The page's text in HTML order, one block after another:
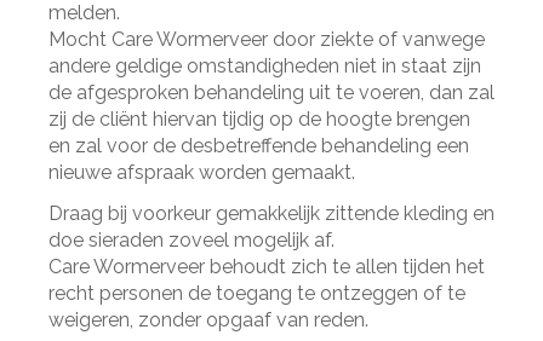
melden.
Mocht Care Wormerveer door ziekte of vanwege
andere geldige omstandigheden niet in staat zijn
de afgesproken behandeling uit te voeren, dan zal
zij de cliënt hiervan tijdig op de hoogte brengen
en zal voor de desbetreffende behandeling een
nieuwe afspraak worden gemaakt.
Draag bij voorkeur gemakkelijk zittende kleding en
doe sieraden zoveel mogelijk af.
Care Wormerveer behoudt zich te allen tijden het
recht personen de toegang te ontzeggen of te
weigeren, zonder opgaaf van reden.